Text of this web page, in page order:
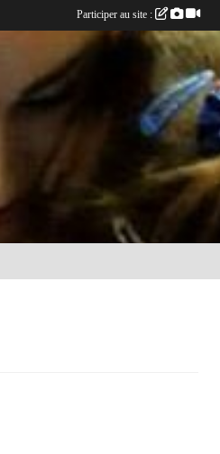
Participer au site :